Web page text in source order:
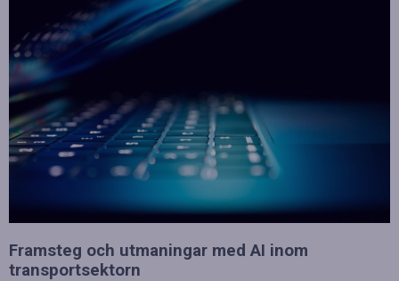
Framsteg och utmaningar med AI inom
transportsektorn